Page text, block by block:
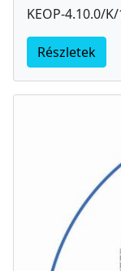
KEOP-4.10.0/
Részletek